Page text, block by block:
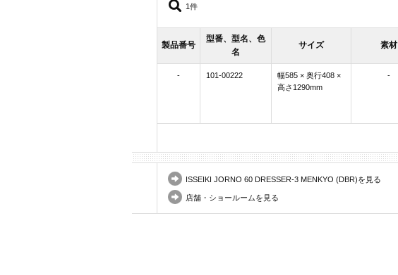
1件
製品番号
型番、型名、色
名
サイズ 素材
- 101-00222
幅585 × 奥行408 ×
高さ1290mm
-
ISSEIKI JORNO 60 DRESSER-3 MENKYO (DBR)を見る
店舗・ショールームを見る